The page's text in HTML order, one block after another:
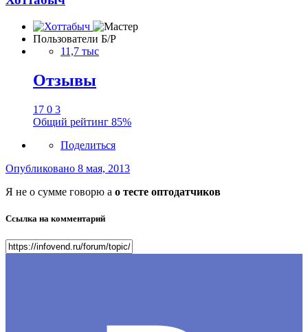
Пользователи Б/Р
11,7 тыс
Отзывы
17 0 3
Общий рейтинг 85%
Поделиться
Опубликовано 8 мая, 2013
Я не о сумме говорю а о тесте оптодатчиков
Ссылка на комментарий